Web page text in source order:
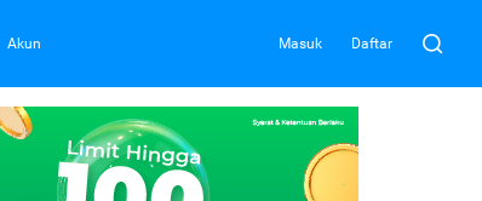
Akun Masuk Daftar